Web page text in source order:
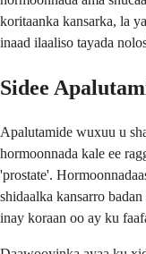
koritaanka kansarka, la
inaad ilaaliso tayada
Sidee
Apalutamide wuxuu u
hormoonnada kale ee
'prostate'.
shidaalka kansarro
inay koraan oo ay ku